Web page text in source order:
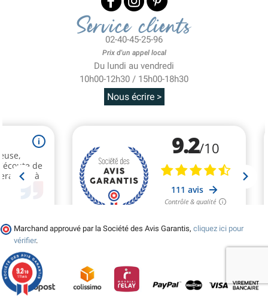
Service clients
02-40-45-25-96
Prix d'un appel local
Du lundi au vendredi
10h00-12h30 / 15h00-18h30
Nous écrire >
Marchand approuvé par la Société des Avis Garantis, cliquez ici pour
vérifier.
9.2/10
111 avis